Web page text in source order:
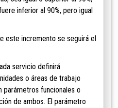
inferior al 90%, pero igual
este incremento se seguirá el
servicio definirá
o áreas de trabajo
parámetros funcionales o
de ambos. El parámetro